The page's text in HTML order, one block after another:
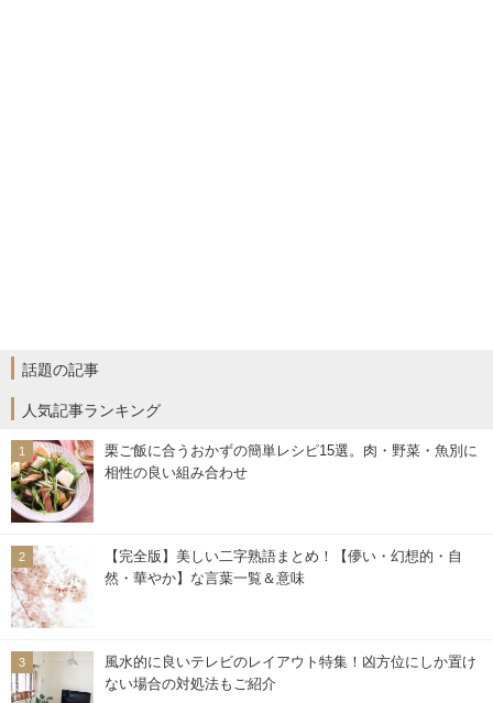
話題の記事
人気記事ランキング
栗ご飯に合うおかずの簡単レシピ15選。肉・野菜・魚別に
相性の良い組み合わせ
【完全版】美しい二字熟語まとめ！【儚い・幻想的・自
然・華やか】な言葉一覧＆意味
風水的に良いテレビのレイアウト特集！凶方位にしか置け
ない場合の対処法もご紹介